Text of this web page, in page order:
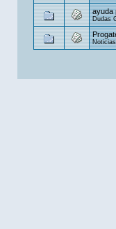
ayuda
Dudas
Noticias